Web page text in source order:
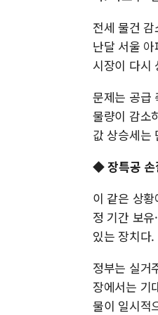
전세 물건
난달 서울
시장이 다시
문제는 공급
물량이 감소
값 상승세는
◆ 장특공 손
이 같은 상
정 기간 보
있는 장치다.
정부는 실거
장에서는 기
물이 일시적